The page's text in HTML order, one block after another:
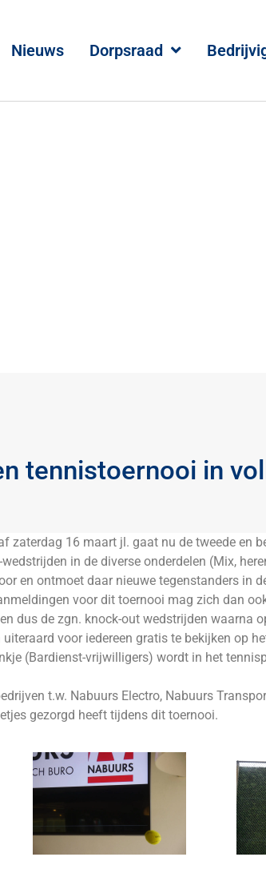
Nieuws Dorpsraad
tennistoernooi in
16 maart jl. gaat nu de tweede en
in de diverse onderdelen (Mix,
en ontmoet daar nieuwe tegenstanders in
voor dit toernooi mag zich dan
dus de zgn. knock-out wedstrijden waarna
voor iedereen gratis te bekijken op
(Bardienst-vrijwilligers) wordt in het
t.w. Nabuurs Electro, Nabuurs
gezorgd heeft tijdens dit toernooi.